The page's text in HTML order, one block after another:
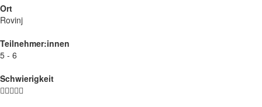
Ort
Rovinj
Teilnehmer:innen
5 - 6
Schwierigkeit